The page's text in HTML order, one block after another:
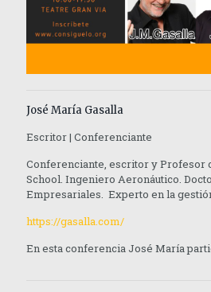
José María Gasalla
Escritor | Conferenciante
Conferenciante, escritor y Profesor
School. Ingeniero Aeronáutico.
Empresariales. Experto en la
https://gasalla.com/
En esta conferencia José María